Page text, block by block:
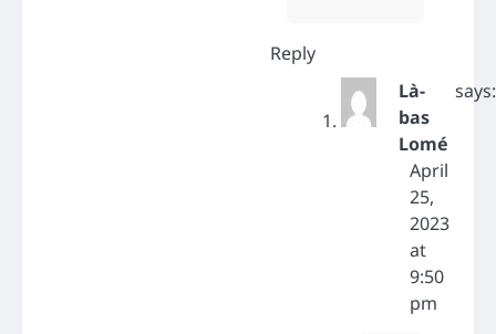
Reply
Là-
bas
Lomé
says:
April
25,
2023
at
9:50
pm